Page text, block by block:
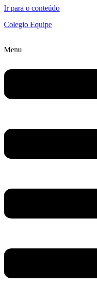
Ir para o conteúdo
Colegio Equipe
Menu